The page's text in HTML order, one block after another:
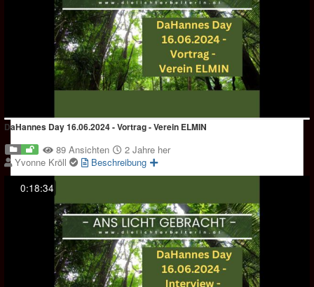
DaHannes Day 16.06.2024 - Vortrag - Verein ELMIN
89 Ansichten
2 Jahre her
Yvonne Kröll
Beschreibung
0:18:34